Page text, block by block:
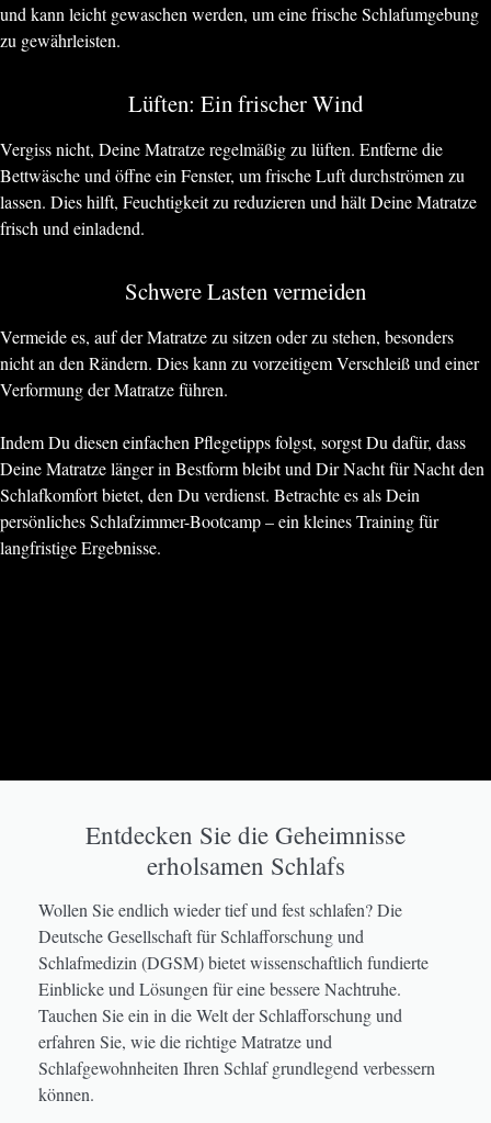
und kann leicht gewaschen werden, um eine frische Schlafumgebung
zu gewährleisten.
Lüften: Ein frischer Wind
Vergiss nicht, Deine Matratze regelmäßig zu lüften. Entferne die
Bettwäsche und öffne ein Fenster, um frische Luft durchströmen zu
lassen. Dies hilft, Feuchtigkeit zu reduzieren und hält Deine Matratze
frisch und einladend.
Schwere Lasten vermeiden
Vermeide es, auf der Matratze zu sitzen oder zu stehen, besonders
nicht an den Rändern. Dies kann zu vorzeitigem Verschleiß und einer
Verformung der Matratze führen.
Indem Du diesen einfachen Pflegetipps folgst, sorgst Du dafür, dass
Deine Matratze länger in Bestform bleibt und Dir Nacht für Nacht den
Schlafkomfort bietet, den Du verdienst. Betrachte es als Dein
persönliches Schlafzimmer-Bootcamp – ein kleines Training für
langfristige Ergebnisse.
Entdecken Sie die Geheimnisse
erholsamen Schlafs
Wollen Sie endlich wieder tief und fest schlafen? Die
Deutsche Gesellschaft für Schlafforschung und
Schlafmedizin (DGSM) bietet wissenschaftlich fundierte
Einblicke und Lösungen für eine bessere Nachtruhe.
Tauchen Sie ein in die Welt der Schlafforschung und
erfahren Sie, wie die richtige Matratze und
Schlafgewohnheiten Ihren Schlaf grundlegend verbessern
können.